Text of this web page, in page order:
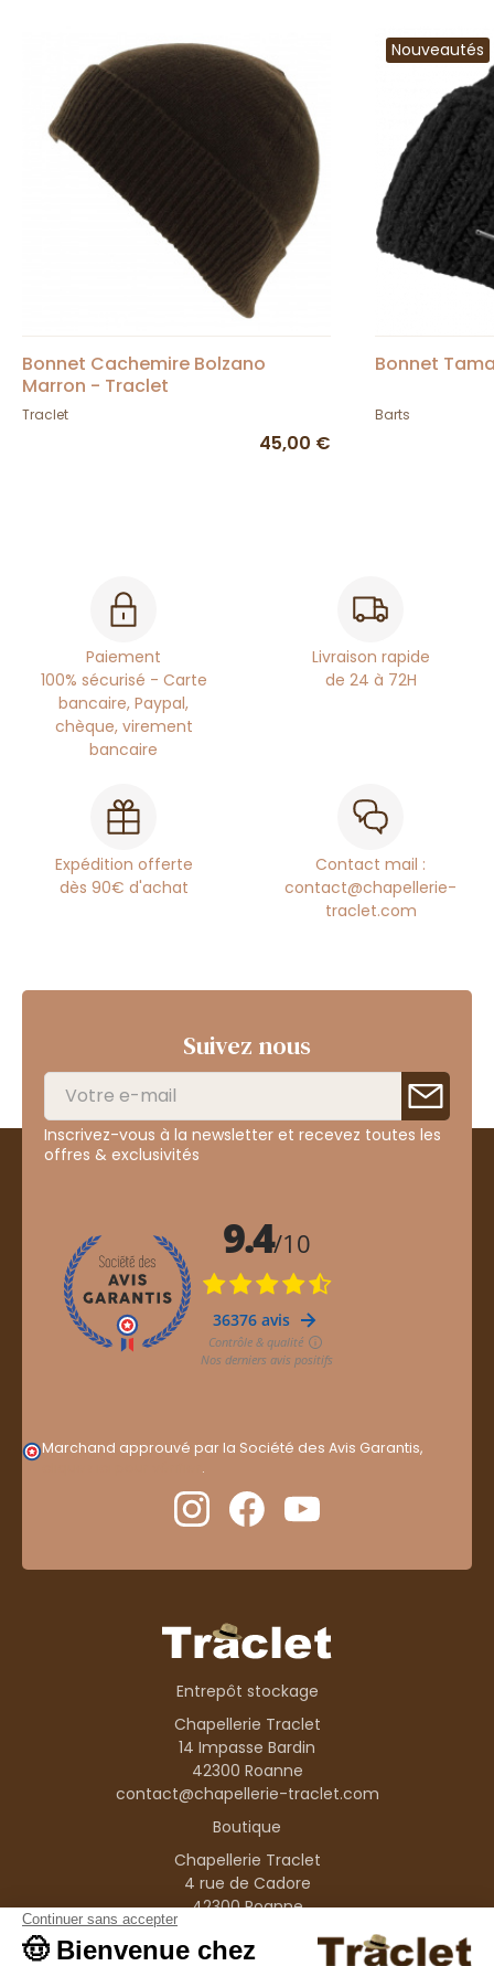
Bonnet Cachemire Bolzano
Marron - Traclet
Traclet
45,00 €
Nouveautés
Bonnet
Barts
Paiement
100% sécurisé - Carte
bancaire, Paypal,
chèque, virement
bancaire
Livraison rapide
de 24 à 72H
Expédition offerte
dès 90€ d'achat
Contact mail :
contact@chapellerie-
traclet.com
Suivez nous
Inscrivez-vous à la newsletter et recevez toutes les
offres & exclusivités
Marchand approuvé par la Société des Avis Garantis,
.
Entrepôt stockage
Chapellerie Traclet
14 Impasse Bardin
42300 Roanne
contact@chapellerie-traclet.com
Boutique
Chapellerie Traclet
4 rue de Cadore
42300 Roanne